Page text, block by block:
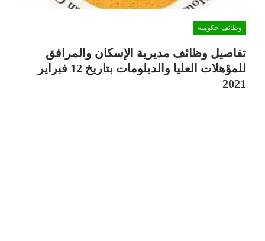
وظائف حكومية
تفاصيل وظائف مديرية الإسكان والمرافق
للمؤهلات العليا والدبلومات بتاريخ 12 فبراير
2021